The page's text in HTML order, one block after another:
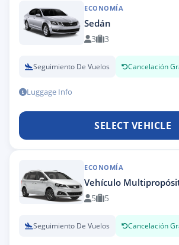
ECONOMÍA
Sedán
3 3
Seguimiento De Vuelos Cancelación
Luggage Info
SELECT VEHICLE
ECONOMÍA
Vehículo
5 5
Seguimiento De Vuelos Cancelación